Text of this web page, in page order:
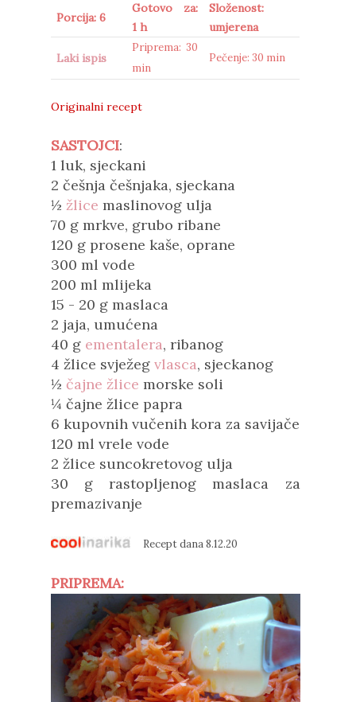
Porcija: 6
Gotovo za:
1 h
Složenost:
umjerena
Laki ispis
Priprema: 30
min
Pečenje: 30 min
Originalni recept
SASTOJCI:
1 luk, sjeckani
2 češnja češnjaka, sjeckana
½ žlice maslinovog ulja
70 g mrkve, grubo ribane
120 g prosene kaše, oprane
300 ml vode
200 ml mlijeka
15 - 20 g maslaca
2 jaja, umućena
40 g ementalera, ribanog
4 žlice svježeg vlasca, sjeckanog
½ čajne žlice morske soli
¼ čajne žlice papra
6 kupovnih vučenih kora za savijače
120 ml vrele vode
2 žlice suncokretovog ulja
30 g rastopljenog maslaca za
premazivanje
Recept dana 8.12.20
PRIPREMA: